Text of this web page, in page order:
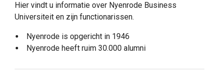
Hier vindt u informatie over Nyenrode Business
Universiteit en zijn functionarissen.
Nyenrode is opgericht in 1946
Nyenrode heeft ruim 30.000 alumni